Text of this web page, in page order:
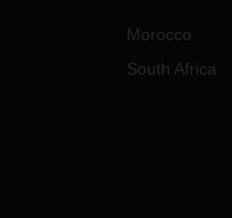
Morocco
South Africa